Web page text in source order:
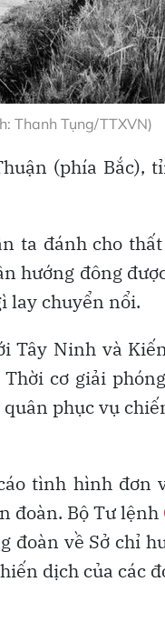
Thanh Tụng/TTXVN)
(phía Bắc),
ta đánh cho
hướng đông
lay chuyển nổi.
Tây Ninh và
cơ giải
phục vụ
tình hình đơn
đoàn. Bộ Tư lệnh
đoàn về Sở chỉ
dịch của các